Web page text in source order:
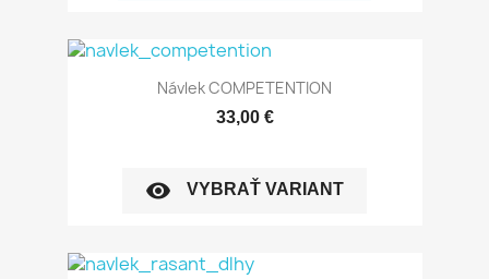
Návlek COMPETENTION
33,00 €
visibility VYBRAŤ VARIANT